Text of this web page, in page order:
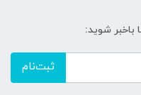
باخبر شوید:
ثبت‌نام